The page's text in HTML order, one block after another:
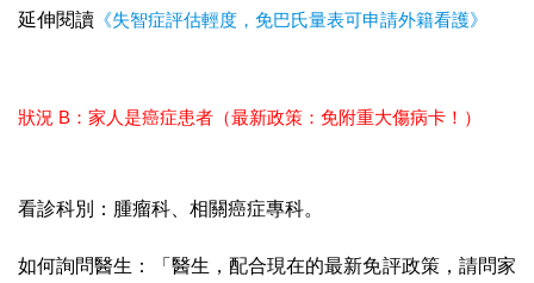
延伸閱讀 《失智症評估輕度，免巴氏量表可申請外籍看護》
狀況 B：家人是癌症患者（最新政策：免附重大傷病卡！）
看診科別：腫瘤科、相關癌症專科。
如何詢問醫生：「醫生，配合現在的最新免評政策，請問家